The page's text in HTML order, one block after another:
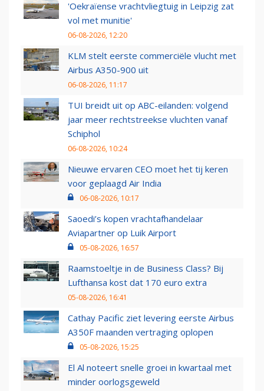
'Oekraïense vrachtvliegtuig in Leipzig zat
vol met munitie'
06-08-2026, 12:20
KLM stelt eerste commerciële vlucht met
Airbus A350-900 uit
06-08-2026, 11:17
TUI breidt uit op ABC-eilanden: volgend
jaar meer rechtstreekse vluchten vanaf
Schiphol
06-08-2026, 10:24
Nieuwe ervaren CEO moet het tij keren
voor geplaagd Air India
06-08-2026, 10:17
Saoedi’s kopen vrachtafhandelaar
Aviapartner op Luik Airport
05-08-2026, 16:57
Raamstoeltje in de Business Class? Bij
Lufthansa kost dat 170 euro extra
05-08-2026, 16:41
Cathay Pacific ziet levering eerste Airbus
A350F maanden vertraging oplopen
05-08-2026, 15:25
El Al noteert snelle groei in kwartaal met
minder oorlogsgeweld